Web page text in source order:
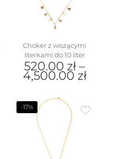
Choker z wiszącymi
literkami do 10 liter
520.00 zł –
4,500.00 zł
produkt
wariantów.
Opcje
można
wybrać
-17%